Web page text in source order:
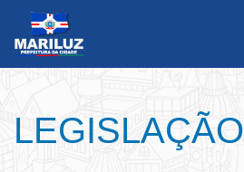
LEGISLAÇÃO